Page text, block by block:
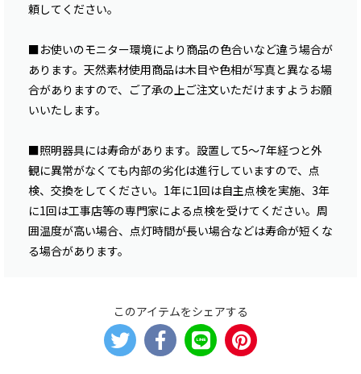
頼してください。
■お使いのモニター環境により商品の色合いなど違う場合が
あります。天然素材使用商品は木目や色相が写真と異なる場
合がありますので、ご了承の上ご注文いただけますようお願
いいたします。
■照明器具には寿命があります。設置して5〜7年経つと外
観に異常がなくても内部の劣化は進行していますので、点
検、交換をしてください。1年に1回は自主点検を実施、3年
に1回は工事店等の専門家による点検を受けてください。周
囲温度が高い場合、点灯時間が長い場合などは寿命が短くな
る場合があります。
このアイテムをシェアする